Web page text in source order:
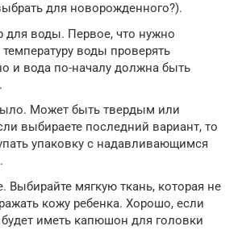
для новорожденного?).
для воды. Первое, что нужно
воды проверять
и вода по-началу должна быть
Может быть твердым или
выбираете последний вариант, то
упаковку с надавливающимся
Выбирайте мягкую ткань, которая не
кожу ребенка. Хорошо, если
иметь капюшон для головки